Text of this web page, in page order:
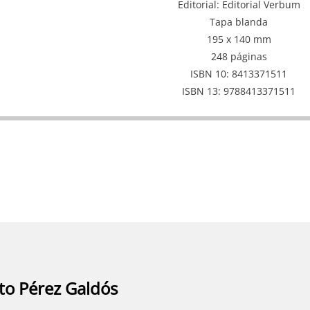
Editorial Editorial Verbum
Tapa blanda
195 x 140 mm
248 páginas
ISBN 10 8413371511
ISBN 13 9788413371511
Pérez Galdós